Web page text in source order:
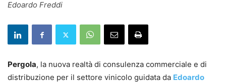
Edoardo Freddi
Pergola, la nuova realtà di consulenza commerciale e di
distribuzione per il settore vinicolo guidata da Edoardo